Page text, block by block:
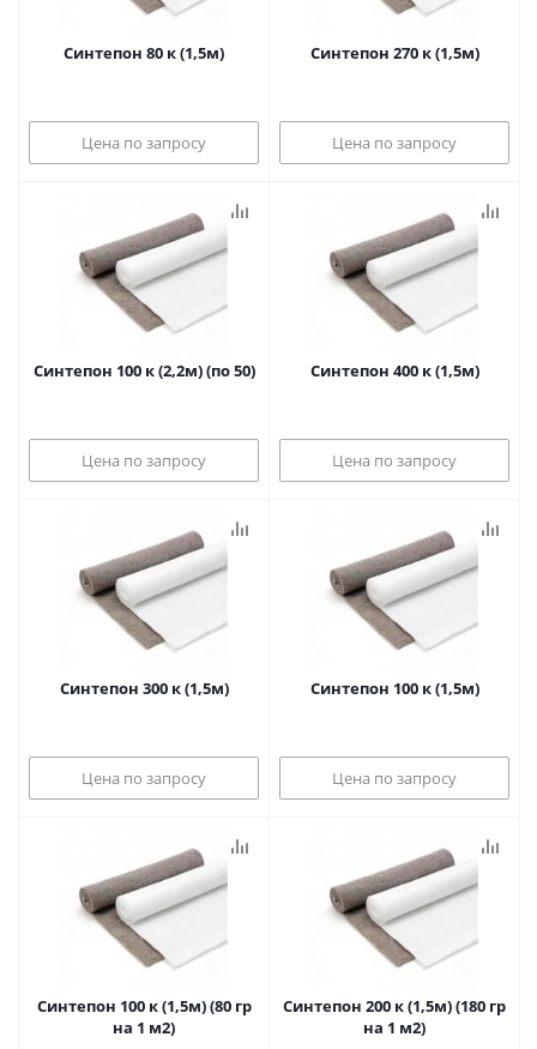
Синтепон 80 к (1,5м)
Цена по запросу
Синтепон 270 к (1,5м)
Цена по запросу
Синтепон 100 к (2,2м) (по 50)
Цена по запросу
Синтепон 400 к (1,5м)
Цена по запросу
Синтепон 300 к (1,5м)
Цена по запросу
Синтепон 100 к (1,5м)
Цена по запросу
Синтепон 100 к (1,5м) (80 гр
на 1 м2)
Синтепон 200 к (1,5м) (180 гр
на 1 м2)